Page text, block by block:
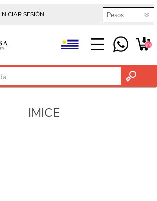
INICIAR SESIÓN
(0)
IMICE